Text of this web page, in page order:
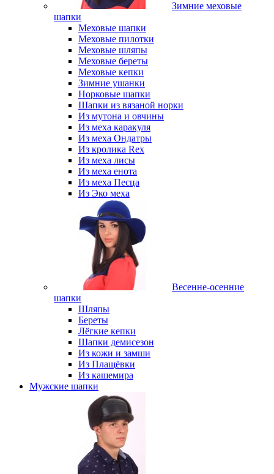
Зимние меховые
шапки
Меховые шапки
Меховые пилотки
Меховые шляпы
Меховые береты
Меховые кепки
Зимние ушанки
Норковые шапки
Шапки из вязаной норки
Из мутона и овчины
Из меха каракуля
Из меха Ондатры
Из кролика Rex
Из меха лисы
Из меха енота
Из меха Песца
Из Эко меха
Весенне-осенние
шапки
Шляпы
Береты
Лёгкие кепки
Шапки демисезон
Из кожи и замши
Из Плащёвки
Из кашемира
Мужские шапки